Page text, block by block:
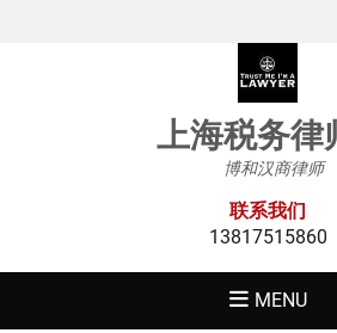
上海税务律
博和汉商律师
联系我们
13817515860
MENU